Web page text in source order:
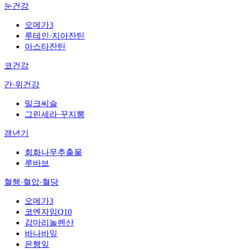
눈건강
오메가3
루테인·지아잔틴
아스타잔틴
코건강
간·위건강
밀크씨슬
그린세라·꾸지뽕
갱년기
회화나무추출물
루바브
혈행·혈압·혈당
오메가3
코엔자임Q10
감마리놀렌산
바나바잎
은행잎